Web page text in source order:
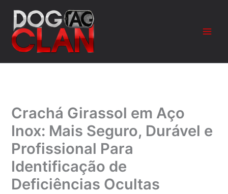
para
conteúdo
Crachá Girassol em Aço
Inox: Mais Seguro, Durável e
Profissional Para
Identificação de
Deficiências Ocultas